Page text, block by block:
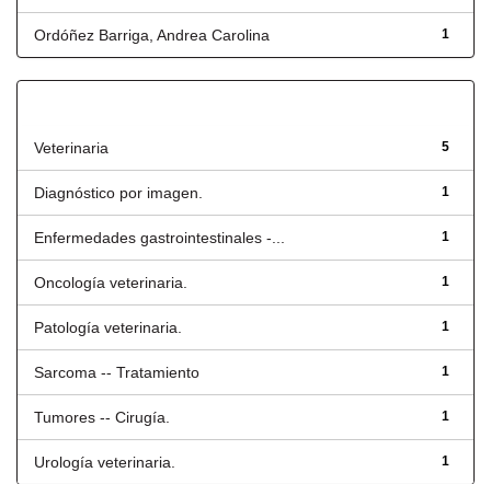
1
Ordóñez Barriga, Andrea Carolina
5
Veterinaria
1
Diagnóstico por imagen.
1
Enfermedades gastrointestinales -...
1
Oncología veterinaria.
1
Patología veterinaria.
1
Sarcoma -- Tratamiento
1
Tumores -- Cirugía.
1
Urología veterinaria.